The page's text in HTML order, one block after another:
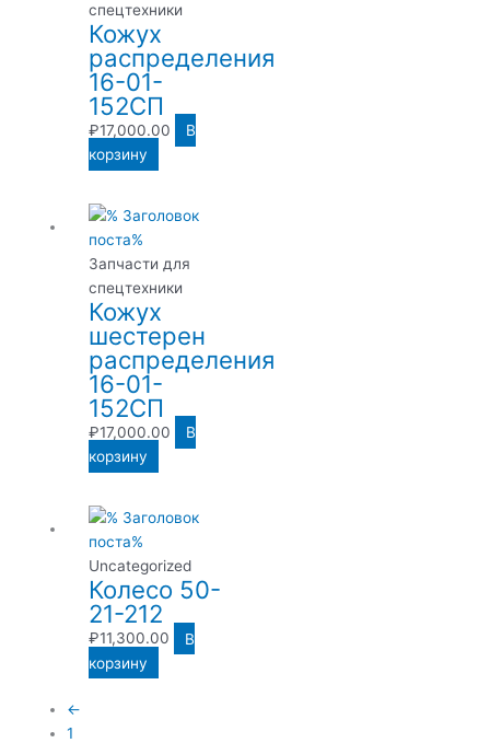
спецтехники
Кожух
распределения
16-01-
152СП
₽17,000.00
В
корзину
Запчасти для
спецтехники
Кожух
шестерен
распределения
16-01-
152СП
₽17,000.00
В
корзину
Uncategorized
Колесо 50-
21-212
₽11,300.00
В
корзину
←
1